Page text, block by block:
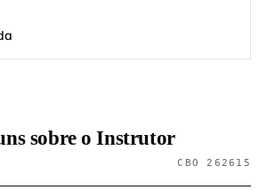
sobre o Instrutor
CBO 262615